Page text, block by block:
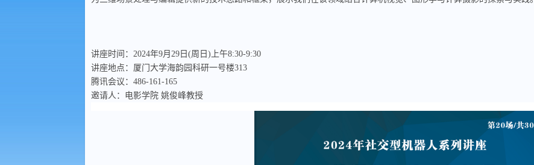
讲座时间：2024年9月29日(周日)上午8:30-9:30
讲座地点：厦门大学海韵园科研一号楼313
腾讯会议：486-161-165
邀请人：电影学院 姚俊峰教授